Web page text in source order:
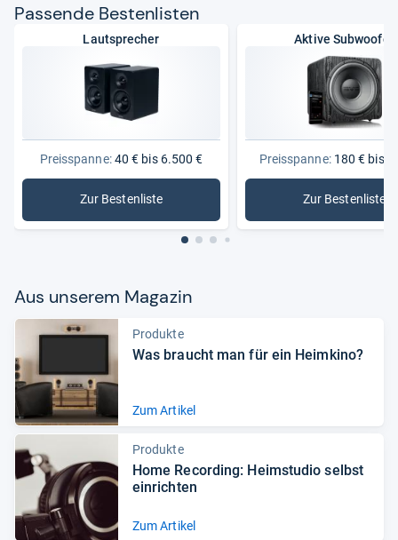
Pas­sende Bes­ten­lis­ten
Lautsprecher
Preisspanne:40 € bis 6.500 €
Zur Bestenliste
: Lautsprecher
Aktive Subwoofer
Preisspanne:180 € bis
Zur Bestenliste
: Aktive
Aus unse­rem Maga­zin
Produkte
Was braucht man für ein Heim­kino?
Zum Artikel
Produkte
Home Recor­ding: Heim­stu­dio selbst
ein­rich­ten
Zum Artikel